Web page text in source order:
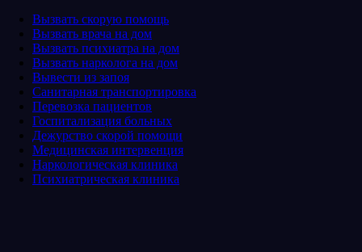
Вызвать скорую помощь
Вызвать врача на дом
Вызвать психиатра на дом
Вызвать нарколога на дом
Вывести из запоя
Санитарная транспортировка
Перевозка пациентов
Госпитализация больных
Дежурство скорой помощи
Медицинская интервенция
Наркологическая клиника
Психиатрическая клиника